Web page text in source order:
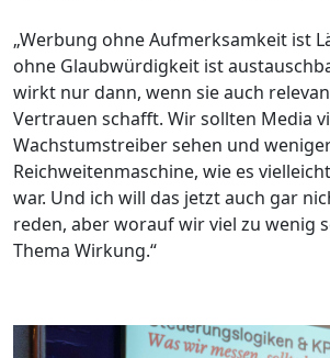
„Werbung ohne Aufmerksamkeit ist
ohne Glaubwürdigkeit ist
wirkt nur dann, wenn sie auch
Vertrauen schafft. Wir sollten Media
Wachstumstreiber sehen und
Reichweitenmaschine, wie es
war. Und ich will das jetzt auch gar
reden, aber worauf wir viel zu wenig
Thema Wirkung.“